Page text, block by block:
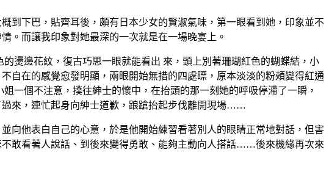
到下巴，貼齊耳後，頗有日本少女的賢淑氣味，第一眼看到她，印象並不
。而讓我印象對她最深的一次就是在一場晚宴上。
燙邊花紋，復古巧思一眼就能看出 來，頭上別著珊瑚紅色的蝴蝶結，小
自在的感覺愈發明顯，兩眼開始無措的四處瞟，原本淡淡的粉頰變得紅通
一個不注意，撲往紳士的懷中，在抬頭的那一刻她的呼吸停滯了一瞬，
來，連忙起身向紳士道歉，踉蹌抬起步伐離開現場……
向他表白自己的心意，於是他開始練習看著別人的眼睛正常地對話，但害
敢看著人說話、到後來變得勇敢、能夠主動向人搭話……後來機緣再次來